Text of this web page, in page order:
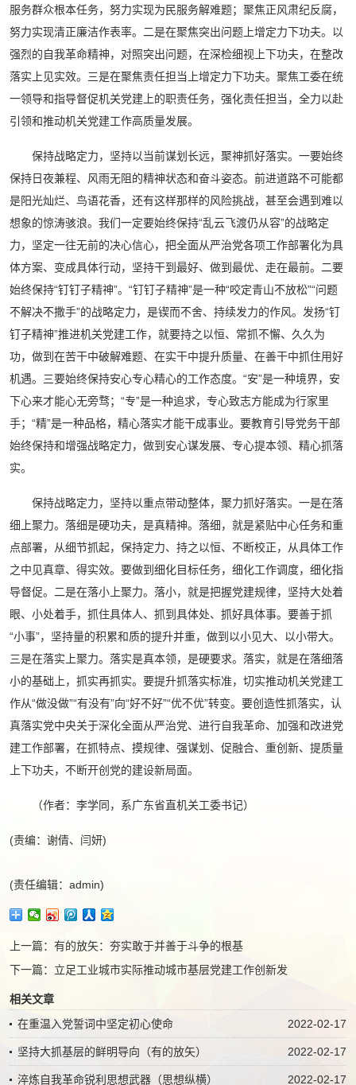
服务群众根本任务，努力实现为民服务解难题；聚焦正风肃纪反腐，
努力实现清正廉洁作表率。二是在聚焦突出问题上增定力下功夫。以
强烈的自我革命精神，对照突出问题，在深检细视上下功夫，在整改
落实上见实效。三是在聚焦责任担当上增定力下功夫。聚焦工委在统
一领导和指导督促机关党建上的职责任务，强化责任担当，全力以赴
引领和推动机关党建工作高质量发展。
保持战略定力，坚持以当前谋划长远，聚神抓好落实。一要始终
保持日夜兼程、风雨无阻的精神状态和奋斗姿态。前进道路不可能都
是阳光灿烂、鸟语花香，还有这样那样的风险挑战，甚至会遇到难以
想象的惊涛骇浪。我们一定要始终保持“乱云飞渡仍从容”的战略定
力，坚定一往无前的决心信心，把全面从严治党各项工作部署化为具
体方案、变成具体行动，坚持干到最好、做到最优、走在最前。二要
始终保持“钉钉子精神”。“钉钉子精神”是一种“咬定青山不放松”“问题
不解决不撒手”的战略定力，是锲而不舍、持续发力的作风。发扬“钉
钉子精神”推进机关党建工作，就要持之以恒、常抓不懈、久久为
功，做到在苦干中破解难题、在实干中提升质量、在善干中抓住用好
机遇。三要始终保持安心专心精心的工作态度。“安”是一种境界，安
下心来才能心无旁骛；“专”是一种追求，专心致志方能成为行家里
手；“精”是一种品格，精心落实才能干成事业。要教育引导党务干部
始终保持和增强战略定力，做到安心谋发展、专心提本领、精心抓落
实。
保持战略定力，坚持以重点带动整体，聚力抓好落实。一是在落
细上聚力。落细是硬功夫，是真精神。落细，就是紧贴中心任务和重
点部署，从细节抓起，保持定力、持之以恒、不断校正，从具体工作
之中见真章、得实效。要做到细化目标任务，细化工作调度，细化指
导督促。二是在落小上聚力。落小，就是把握党建规律，坚持大处着
眼、小处着手，抓住具体人、抓到具体处、抓好具体事。要善于抓
“小事”，坚持量的积累和质的提升并重，做到以小见大、以小带大。
三是在落实上聚力。落实是真本领，是硬要求。落实，就是在落细落
小的基础上，抓实再抓实。要提升抓落实标准，切实推动机关党建工
作从“做没做”“有没有”向“好不好”“优不优”转变。要创造性抓落实，认
真落实党中央关于深化全面从严治党、进行自我革命、加强和改进党
建工作部署，在抓特点、摸规律、强谋划、促融合、重创新、提质量
上下功夫，不断开创党的建设新局面。
（作者：李学同，系广东省直机关工委书记）
(责编：谢倩、闫妍)
(责任编辑：admin)
上一篇： 有的放矢：夯实敢于并善于斗争的根基
下一篇： 立足工业城市实际推动城市基层党建工作创新发
相关文章
2022-02-17
在重温入党誓词中坚定初心使命
2022-02-17
坚持大抓基层的鲜明导向（有的放矢）
2022-02-17
淬炼自我革命锐利思想武器（思想纵横）